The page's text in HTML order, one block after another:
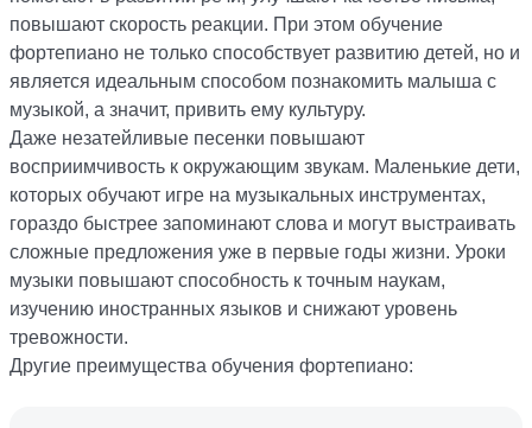
повышают скорость реакции. При этом обучение
фортепиано не только способствует развитию детей, но и
является идеальным способом познакомить малыша с
музыкой, а значит, привить ему культуру.
Даже незатейливые песенки повышают
восприимчивость к окружающим звукам. Маленькие дети,
которых обучают игре на музыкальных инструментах,
гораздо быстрее запоминают слова и могут выстраивать
сложные предложения уже в первые годы жизни. Уроки
музыки повышают способность к точным наукам,
изучению иностранных языков и снижают уровень
тревожности.
Другие преимущества обучения фортепиано: